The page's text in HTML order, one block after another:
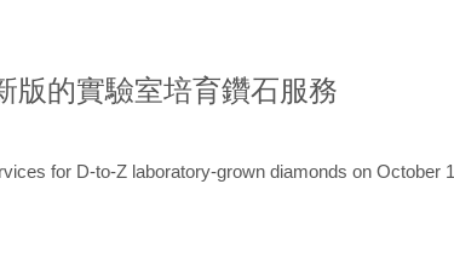
版的實驗室培育鑽石服務
for D-to-Z laboratory-grown diamonds on October 1